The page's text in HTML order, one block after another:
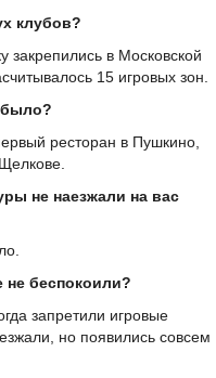
клубов?
закрепились в Московской
15 игровых зон.
ресторан в Пушкино,
не наезжали на вас
беспокоили?
запретили игровые
но появились совсем